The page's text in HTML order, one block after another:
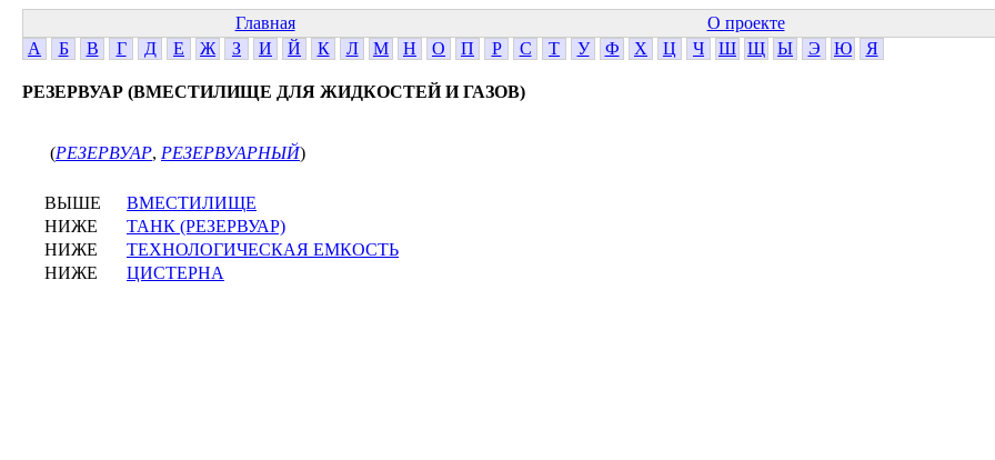
Главная О проекте
А
Б В Г Д Е Ж З И Й К Л М Н О П Р С Т У Ф Х Ц Ч Ш Щ Ы Э Ю Я
РЕЗЕРВУАР (ВМЕСТИЛИЩЕ ДЛЯ ЖИДКОСТЕЙ И ГАЗОВ)
(РЕЗЕРВУАР, РЕЗЕРВУАРНЫЙ)
ВЫШЕ
ВМЕСТИЛИЩЕ
НИЖЕ
ТАНК (РЕЗЕРВУАР)
НИЖЕ
ТЕХНОЛОГИЧЕСКАЯ ЕМКОСТЬ
НИЖЕ
ЦИСТЕРНА